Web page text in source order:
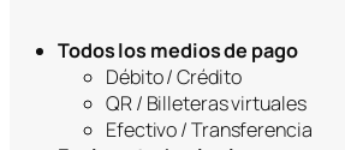
Todos los medios de pago
Débito / Crédito
QR / Billeteras virtuales
Efectivo / Transferencia